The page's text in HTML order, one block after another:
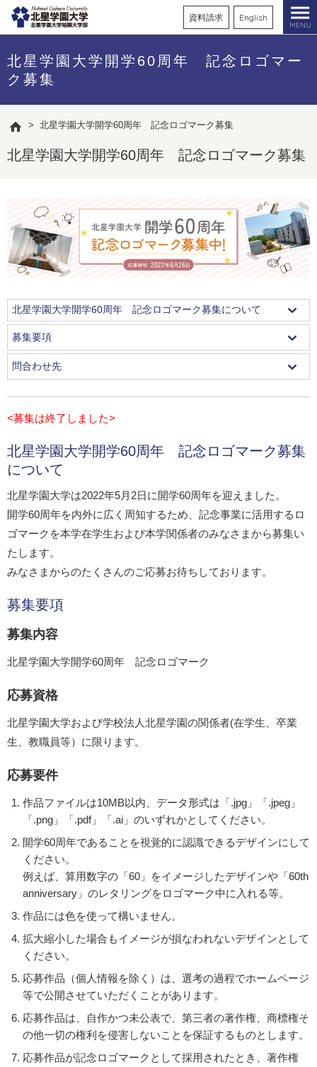
資料請求 English
MENU
北星学園大学開学60周年 記念ロゴマー
ク募集
> 北星学園大学開学60周年 記念ロゴマーク募集
北星学園大学開学60周年 記念ロゴマーク募集
北星学園大学開学60周年 記念ロゴマーク募集について
募集要項
問合わせ先
<募集は終了しました>
北星学園大学開学60周年 記念ロゴマーク募集
について
北星学園大学は2022年5月2日に開学60周年を迎えました。
開学60周年を内外に広く周知するため、記念事業に活用するロ
ゴマークを本学在学生および本学関係者のみなさまから募集い
たします。
みなさまからのたくさんのご応募お待ちしております。
募集要項
募集内容
北星学園大学開学60周年 記念ロゴマーク
応募資格
北星学園大学および学校法人北星学園の関係者(在学生、卒業
生、教職員等）に限ります。
応募要件
作品ファイルは10MB以内、データ形式は「.jpg」「.jpeg」
「.png」「.pdf」「.ai」のいずれかとしてください。
開学60周年であることを視覚的に認識できるデザインにして
ください。
例えば、算用数字の「60」をイメージしたデザインや「60th
anniversary」のレタリングをロゴマーク中に入れる等。
作品には色を使って構いません。
拡大縮小した場合もイメージが損なわれないデザインとして
ください。
応募作品（個人情報を除く）は、選考の過程でホームページ
等で公開させていただくことがあります。
応募作品は、自作かつ未公表で、第三者の著作権、商標権そ
の他一切の権利を侵害しないことを保証するものとします。
応募作品が記念ロゴマークとして採用されたとき、著作権